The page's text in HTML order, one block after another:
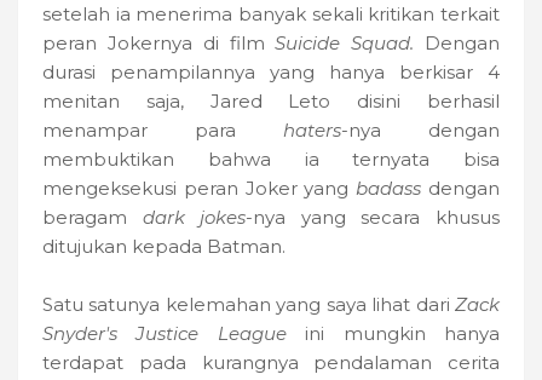
setelah ia menerima banyak sekali kritikan terkait
peran Jokernya di filmSuicide Squad. Dengan
durasi penampilannya yang hanya berkisar 4
menitan saja, Jared Leto disini berhasil
menampar para haters-nya dengan
membuktikan bahwa ia ternyata bisa
mengeksekusi peran Joker yangbadass dengan
beragam dark jokes-nya yang secara khusus
ditujukan kepada Batman.
Satu satunya kelemahan yang saya lihat dari Zack
Snyder's Justice Leagueini mungkin hanya
terdapat pada kurangnya pendalaman cerita